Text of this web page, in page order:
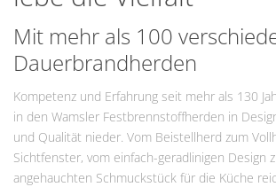
Mit mehr als 100
Dauerbrandherden
Kompetenz und Erfahrung seit mehr als 130
in den Wamsler Festbrennstoffherden in
und Qualität nieder. Vom Beistellherd zum
Sichtfenster, vom einfach-geradlinigen Design
angehauchten Schmuckstück für die Küche